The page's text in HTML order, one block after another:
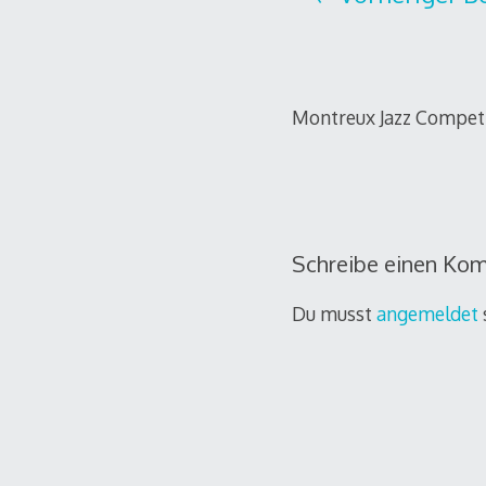
Montreux Jazz
Schreibe einen
Du musst angemeldet